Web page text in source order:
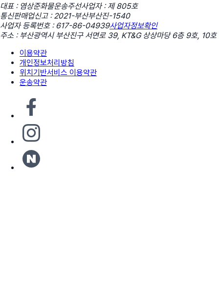
대표 : 염상준화물운송주선사업자 : 제 805호
통신판매업신고 : 2021-부산부산진-1540
사업자 등록번호 : 617-86-04939사업자정보확인
주소 : 부산광역시 부산진구 서면로 39, KT&G 상상마당 6층 9호, 10호
이용약관
개인정보처리방침
위치기반서비스 이용약관
운송약관